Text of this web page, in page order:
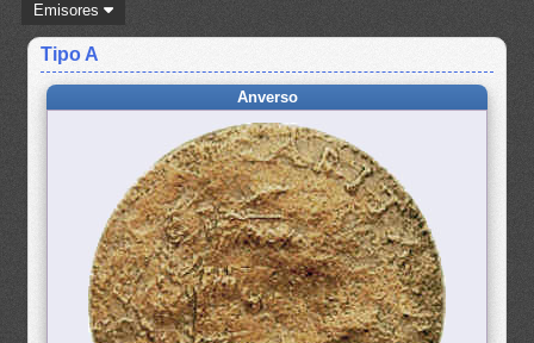
Emisores
Tipo A
Anverso